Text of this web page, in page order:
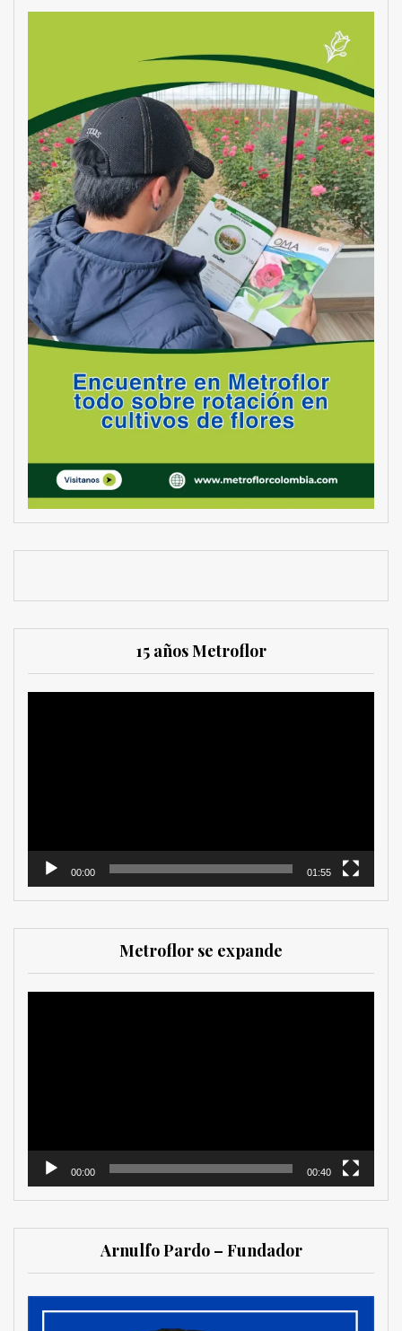
15 años Metroflor
00:00 01:55
Metroflor se expande
00:00 00:40
Arnulfo Pardo – Fundador